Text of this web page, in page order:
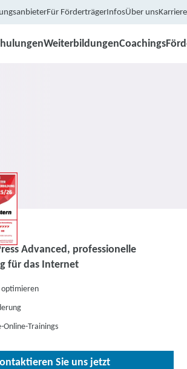
Für FörderträgerInfosÜber unsKarriere
WeiterbildungenCoachings
Advanced, professionelle
für das Internet
optimieren
Online-Trainings
Sie uns jetzt